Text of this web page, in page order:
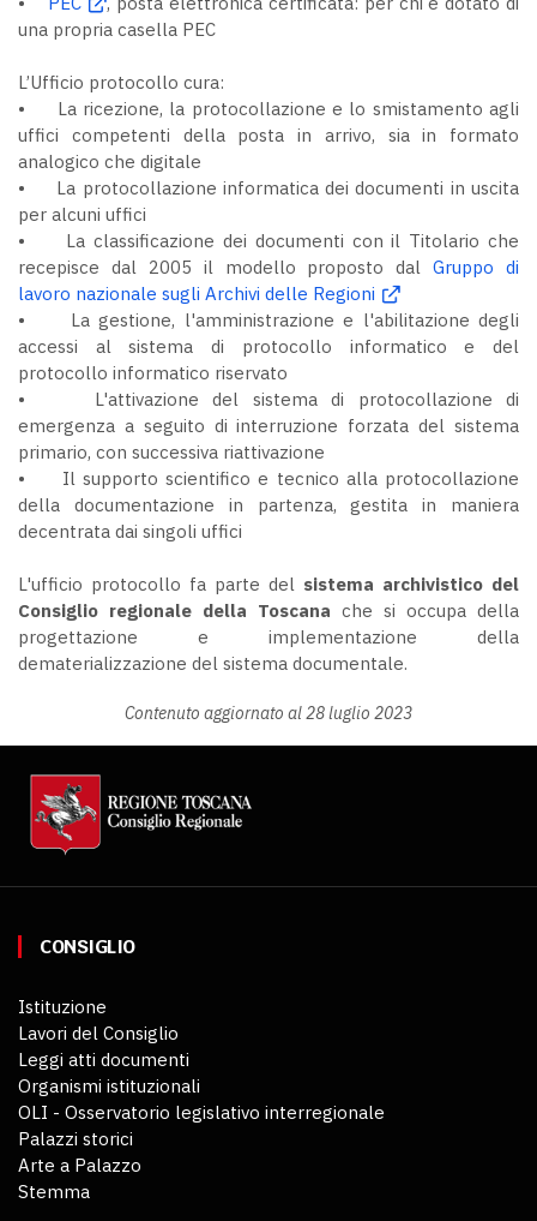
una propria casella PEC
L’Ufficio protocollo cura:
• La ricezione, la protocollazione e lo smistamento agli
uffici competenti della posta in arrivo, sia in formato
analogico che digitale
• La protocollazione informatica dei documenti in uscita
per alcuni uffici
• La classificazione dei documenti con il Titolario che
recepisce dal 2005 il modello proposto dalGruppo di
lavoro nazionale sugli Archivi delle Regioni
• La gestione, l'amministrazione e l'abilitazione degli
accessi al sistema di protocollo informatico e del
protocollo informatico riservato
• L'attivazione del sistema di protocollazione di
emergenza a seguito di interruzione forzata del sistema
primario, con successiva riattivazione
• Il supporto scientifico e tecnico alla protocollazione
della documentazione in partenza, gestita in maniera
decentrata dai singoli uffici
L'ufficio protocollo fa parte del sistema archivistico del
Consiglio regionale della Toscana che si occupa della
progettazione e implementazione della
dematerializzazione del sistema documentale.
Contenuto aggiornato al 28 luglio 2023
CONSIGLIO
Istituzione
Lavori del Consiglio
Leggi atti documenti
Organismi istituzionali
OLI - Osservatorio legislativo interregionale
Palazzi storici
Arte a Palazzo
Stemma